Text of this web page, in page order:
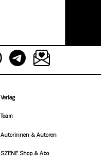
Verlag
Team
Autorinnen & Autoren
SZENE Shop & Abo